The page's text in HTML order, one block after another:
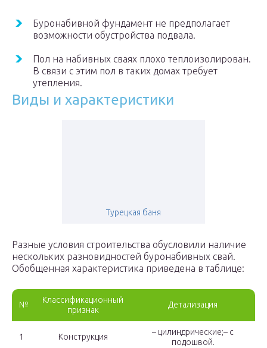
Буронабивной фундамент не предполагает
возможности обустройства подвала.
Пол на набивных сваях плохо теплоизолирован.
В связи с этим пол в таких домах требует
утепления.
Виды и характеристики
Турецкая баня
Разные условия строительства обусловили наличие
нескольких разновидностей буронабивных свай.
Обобщенная характеристика приведена в таблице:
№
Классификационный
признак
Детализация
1 Конструкция
– цилиндрические;– с
подошвой.